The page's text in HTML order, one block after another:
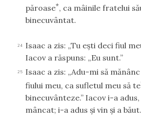
păroase*, ca mâinile fratelui
binecuvântat.
24
Isaac a zis: „Tu eşti deci fiul
Iacov a răspuns: „Eu sunt.”
25
Isaac a zis: „Adu-mi să
fiului meu, ca sufletul meu să te
binecuvânteze.” Iacov i-a adus,
mâncat; i-a adus şi vin şi a băut.